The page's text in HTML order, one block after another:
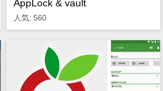
AppLock & vault
人気: 560